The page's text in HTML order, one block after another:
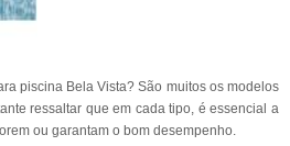
piscina Bela Vista? São muitos os modelos
ressaltar que em cada tipo, é essencial a
ou garantam o bom desempenho.